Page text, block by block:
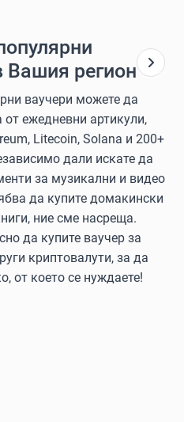
Вашия регион
ваучери можете да
ежедневни артикули,
Litecoin, Solana и 200+
дали искате да
за музикални и видео
да купите домакински
ние сме насреща.
да купите ваучер за
криптовалути, за да
от което се нуждаете!